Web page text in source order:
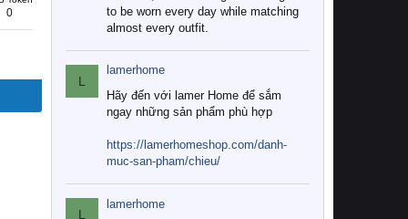
0
to be worn every day while matching
almost every outfit.
L
lamerhome
Hãy đến với lamer Home để sắm
ngay những sản phẩm phù hợp
https://lamerhomeshop.com/danh-
muc-san-pham/chieu/
L
lamerhome